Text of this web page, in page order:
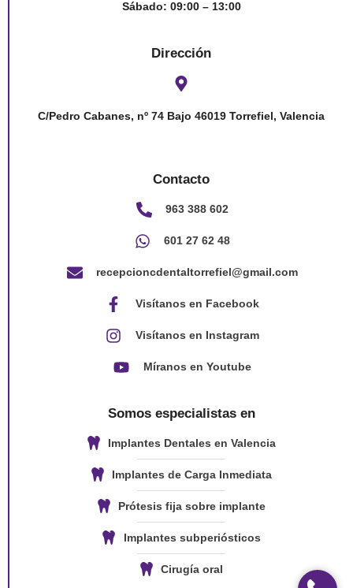
Sábado: 09:00 – 13:00
Dirección
C/Pedro Cabanes, nº 74 Bajo 46019 Torrefiel, Valencia
Contacto
963 388 602
601 27 62 48
recepcioncdentaltorrefiel@gmail.com
Visítanos en Facebook
Visítanos en Instagram
Míranos en Youtube
Somos especialistas en
Implantes Dentales en Valencia
Implantes de Carga Inmediata
Prótesis fija sobre implante
Implantes subperiósticos
Cirugía oral